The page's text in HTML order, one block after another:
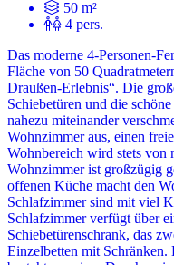
50 m²
4 pers.
Das moderne 4-Personen-
Fläche von 50
Draußen-Erlebnis“. Die
Schiebetüren und die
nahezu miteinander
Wohnzimmer aus, einen
Wohnbereich wird stets
Wohnzimmer ist großzügig
offenen Küche macht den
Schlafzimmer sind mit viel
Schlafzimmer verfügt über
Schiebetürenschrank, das
Einzelbetten mit Schränken.